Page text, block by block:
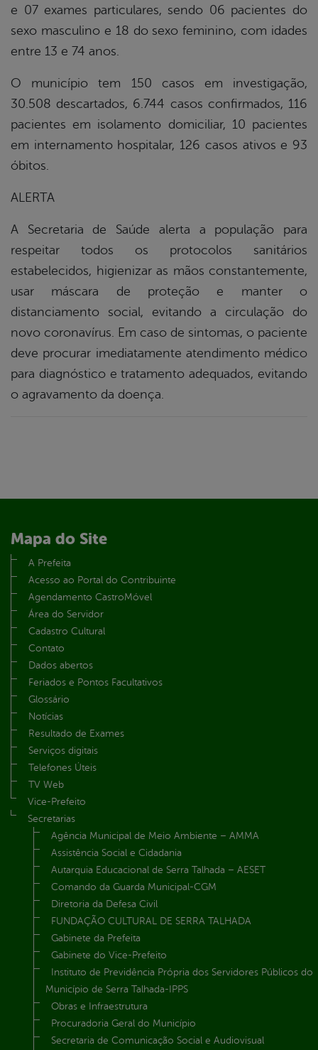
e 07 exames particulares, sendo 06 pacientes do
sexo masculino e 18 do sexo feminino, com idades
entre 13 e 74 anos.
O município tem 150 casos em investigação,
30.508 descartados, 6.744 casos confirmados, 116
pacientes em isolamento domiciliar, 10 pacientes
em internamento hospitalar, 126 casos ativos e 93
óbitos.
ALERTA
A Secretaria de Saúde alerta a população para
respeitar todos os protocolos sanitários
estabelecidos, higienizar as mãos constantemente,
usar máscara de proteção e manter o
distanciamento social, evitando a circulação do
novo coronavírus. Em caso de sintomas, o paciente
deve procurar imediatamente atendimento médico
para diagnóstico e tratamento adequados, evitando
o agravamento da doença.
Mapa do Site
A Prefeita
Acesso ao Portal do Contribuinte
Agendamento CastroMóvel
Área do Servidor
Cadastro Cultural
Contato
Dados abertos
Feriados e Pontos Facultativos
Glossário
Notícias
Resultado de Exames
Serviços digitais
Telefones Úteis
TV Web
Vice-Prefeito
Secretarias
Agência Municipal de Meio Ambiente – AMMA
Assistência Social e Cidadania
Autarquia Educacional de Serra Talhada – AESET
Comando da Guarda Municipal-CGM
Diretoria da Defesa Civil
FUNDAÇÃO CULTURAL DE SERRA TALHADA
Gabinete da Prefeita
Gabinete do Vice-Prefeito
Instituto de Previdência Própria dos Servidores Públicos do
Município de Serra Talhada-IPPS
Obras e Infraestrutura
Procuradoria Geral do Município
Secretaria de Comunicação Social e Audiovisual